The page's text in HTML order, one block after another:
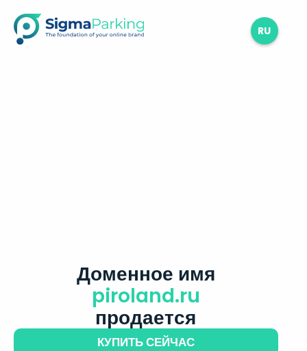
RU
Доменное имя
piroland.ru
продается
КУПИТЬ СЕЙЧАС